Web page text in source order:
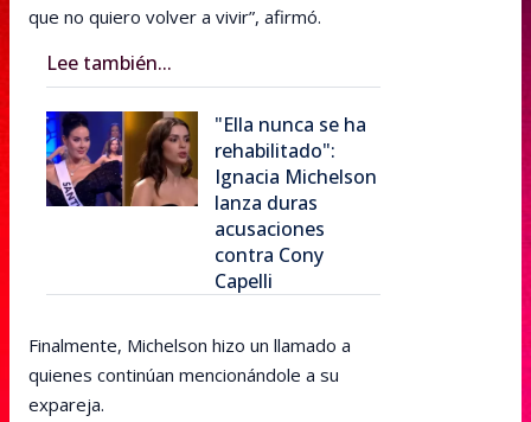
que no quiero volver a vivir”, afirmó.
Lee también...
"Ella nunca se ha
rehabilitado":
Ignacia Michelson
lanza duras
acusaciones
contra Cony
Capelli
Finalmente, Michelson hizo un llamado a
quienes continúan mencionándole a su
expareja.